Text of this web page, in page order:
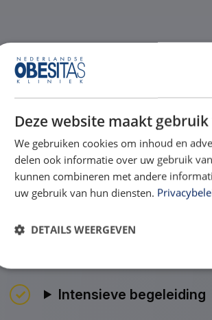
de
onze vestiging in Velp bieden wij de
voorop en begeleiden je naar
Intensieve begeleiding
Deze website maakt
We gebruiken cookies om inhoud en
delen ook informatie over uw gebruik
kunnen combineren met andere
uw gebruik van hun diensten.
DETAILS WEERGEVEN